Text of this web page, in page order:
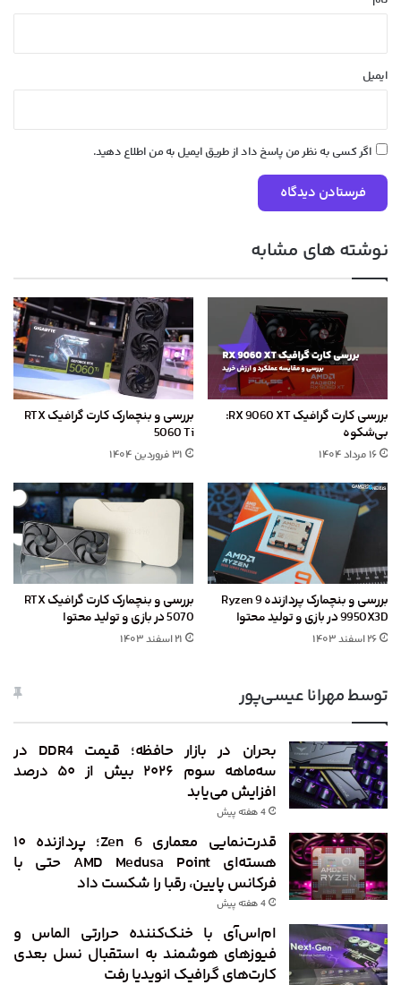
ایمیل
اگر کسی به نظر من پاسخ داد از طریق ایمیل به من اطلاع دهید.
نوشته های مشابه
بررسی کارت گرافیک RX 9060 XT:
بی‌شکوه
۱۶ مرداد ۱۴۰۴
بررسی و بنچمارک کارت گرافیک RTX
5060 Ti
۳۱ فروردین ۱۴۰۴
بررسی و بنچمارک پردازنده Ryzen 9
9950X3D در بازی و تولید محتوا
۲۶ اسفند ۱۴۰۳
بررسی و بنچمارک کارت گرافیک RTX
5070 در بازی و تولید محتوا
۲۱ اسفند ۱۴۰۳
توسط مهرانا عیسی‌پور
بحران در بازار حافظه؛ قیمت DDR4 در
سه‌ماهه سوم ۲۰۲۶ بیش از ۵۰ درصد
افزایش می‌یابد
4 هفته پیش
قدرت‌نمایی معماری Zen 6؛ پردازنده ۱۰
هسته‌ای AMD Medusa Point حتی با
فرکانس پایین، رقبا را شکست داد
4 هفته پیش
ام‌اس‌آی با خنک‌کننده حرارتی الماس و
فیوزهای هوشمند به استقبال نسل بعدی
کارت‌های گرافیک انویدیا رفت